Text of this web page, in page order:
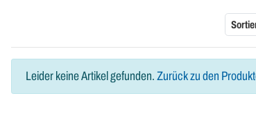
Leider keine Artikel gefunden.Zurück zu den